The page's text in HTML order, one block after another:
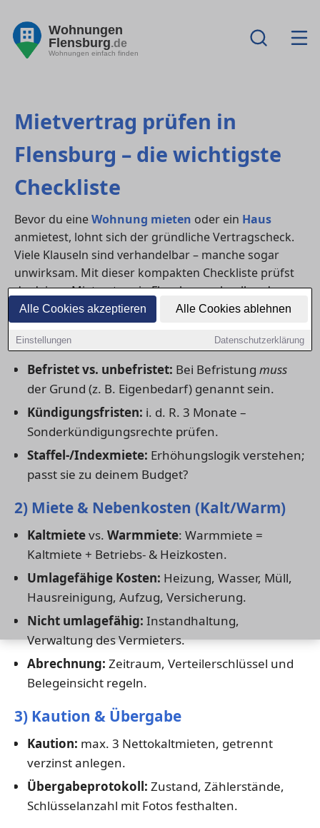
Alle Cookies akzeptieren Alle Cookies ablehnen
Einstellungen Datenschutzerklärung
Wohnungen
Flensburg.de
Wohnungen einfach finden
Mietvertrag prüfen in
Flensburg – die wichtigste
Checkliste
Bevor du eineWohnung mieten oder ein Haus
anmietest, lohnt sich der gründliche Vertragscheck.
Viele Klauseln sind verhandelbar – manche sogar
unwirksam. Mit dieser kompakten Checkliste prüfst
du deinen Mietvertrag in Flensburg schnell und
sicher.
1) Mietdauer & Vertragsart
Befristet vs. unbefristet: Bei Befristung muss
der Grund (z. B. Eigenbedarf) genannt sein.
Kündigungsfristen: i. d. R. 3 Monate –
Sonderkündigungsrechte prüfen.
Staffel-/Indexmiete: Erhöhungslogik verstehen;
passt sie zu deinem Budget?
2) Miete & Nebenkosten (Kalt/Warm)
Kaltmietevs. Warmmiete: Warmmiete =
Kaltmiete + Betriebs- & Heizkosten.
Umlagefähige Kosten: Heizung, Wasser, Müll,
Hausreinigung, Aufzug, Versicherung.
Nicht umlagefähig: Instandhaltung,
Verwaltung des Vermieters.
Abrechnung: Zeitraum, Verteilerschlüssel und
Belegeinsicht regeln.
3) Kaution & Übergabe
Kaution: max. 3 Nettokaltmieten, getrennt
verzinst anlegen.
Übergabeprotokoll: Zustand, Zählerstände,
Schlüsselanzahl mit Fotos festhalten.